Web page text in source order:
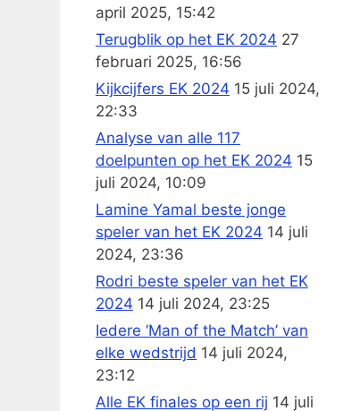
april 2025, 15:42
Terugblik op het EK 2024 27
februari 2025, 16:56
Kijkcijfers EK 2024 15 juli 2024,
22:33
Analyse van alle 117
doelpunten op het EK 2024 15
juli 2024, 10:09
Lamine Yamal beste jonge
speler van het EK 2024 14 juli
2024, 23:36
Rodri beste speler van het EK
2024 14 juli 2024, 23:25
Iedere ‘Man of the Match’ van
elke wedstrijd 14 juli 2024,
23:12
Alle EK finales op een rij 14 juli